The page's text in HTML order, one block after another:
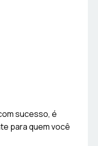
sucesso, é
para quem você